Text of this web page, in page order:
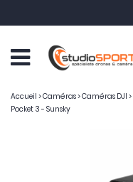
Accueil >Caméras>Caméras DJI >
Pocket 3 - Sunsky